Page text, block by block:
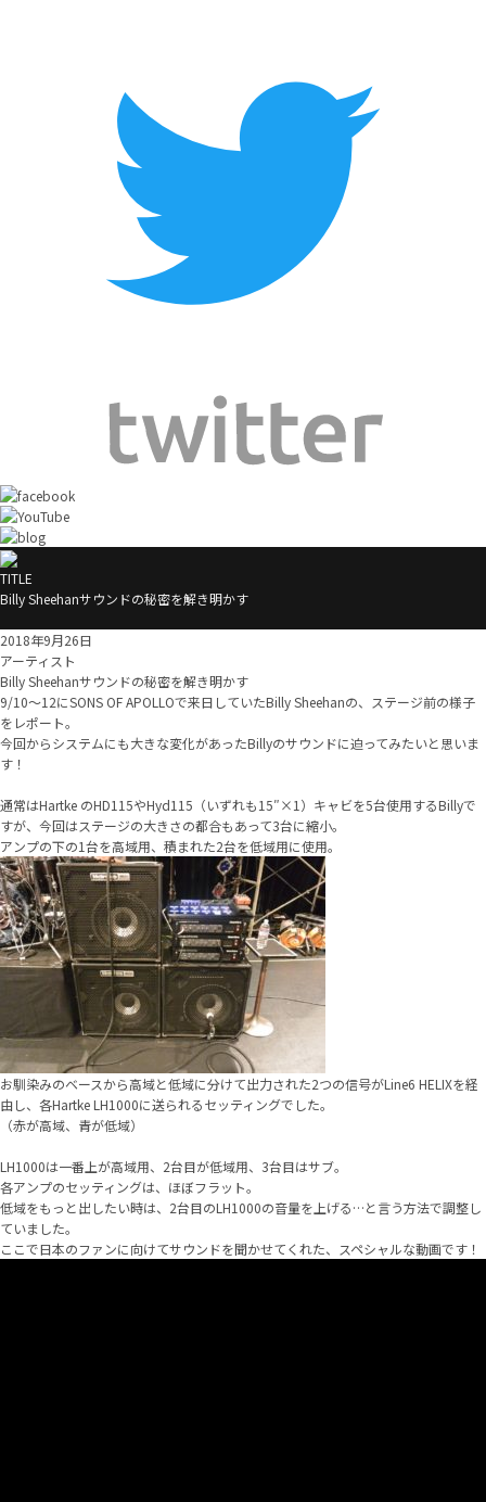
TITLE
Billy Sheehanサウンドの秘密を解き明かす
2018年9月26日
アーティスト
Billy Sheehanサウンドの秘密を解き明かす
9/10～12にSONS OF APOLLOで来日していたBilly Sheehanの、ステージ前の様子
をレポート。
今回からシステムにも大きな変化があったBillyのサウンドに迫ってみたいと思いま
す！
通常はHartke のHD115やHyd115（いずれも15″×1）キャビを5台使用するBillyで
すが、今回はステージの大きさの都合もあって3台に縮小。
アンプの下の1台を高域用、積まれた2台を低域用に使用。
お馴染みのベースから高域と低域に分けて出力された2つの信号がLine6 HELIXを経
由し、各Hartke LH1000に送られるセッティングでした。
（赤が高域、青が低域）
LH1000は一番上が高域用、2台目が低域用、3台目はサブ。
各アンプのセッティングは、ほぼフラット。
低域をもっと出したい時は、2台目のLH1000の音量を上げる…と言う方法で調整し
ていました。
ここで日本のファンに向けてサウンドを聞かせてくれた、スペシャルな動画です！